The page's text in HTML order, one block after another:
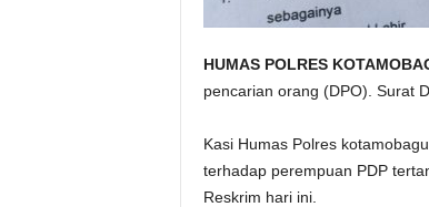
HUMAS POLRES
pencarian orang (DPO). Surat
Kasi Humas Polres
terhadap perempuan PDP
Reskrim hari ini.